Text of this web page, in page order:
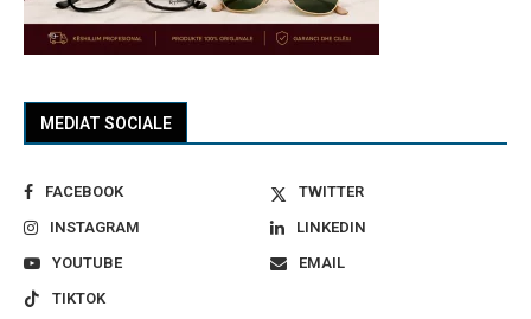
MEDIAT SOCIALE
FACEBOOK
TWITTER
INSTAGRAM
LINKEDIN
YOUTUBE
EMAIL
TIKTOK